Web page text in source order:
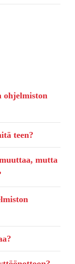
ohjelmiston
teen?
mutta